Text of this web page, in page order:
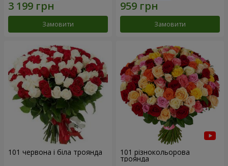
Замовити Замовити
101 червона і біла троянда 101 різнокольорова
троянда